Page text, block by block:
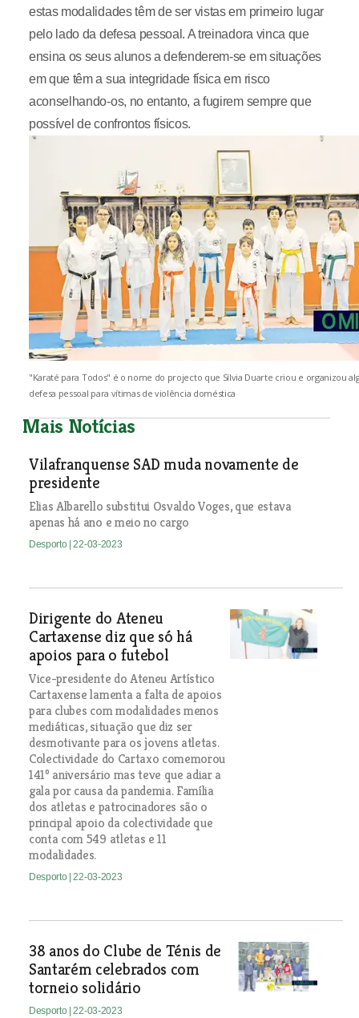
estas modalidades têm de ser vistas em primeiro lugar
pelo lado da defesa pessoal. A treinadora vinca que
ensina os seus alunos a defenderem-se em situações
em que têm a sua integridade física em risco
aconselhando-os, no entanto, a fugirem sempre que
possível de confrontos físicos.
"Karaté para Todos" é o nome do projecto que Sílvia Duarte criou e organizou
defesa pessoal para vítimas de violência doméstica
Mais Notícias
Vilafranquense SAD muda novamente de
presidente
Elias Albarello substitui Osvaldo Voges, que estava
apenas há ano e meio no cargo
Desporto | 22-03-2023
Dirigente do Ateneu
Cartaxense diz que só há
apoios para o futebol
Vice-presidente do Ateneu Artístico
Cartaxense lamenta a falta de apoios
para clubes com modalidades menos
mediáticas, situação que diz ser
desmotivante para os jovens atletas.
Colectividade do Cartaxo comemorou
141º aniversário mas teve que adiar a
gala por causa da pandemia. Família
dos atletas e patrocinadores são o
principal apoio da colectividade que
conta com 549 atletas e 11
modalidades.
Desporto | 22-03-2023
38 anos do Clube de Ténis de
Santarém celebrados com
torneio solidário
Desporto | 22-03-2023